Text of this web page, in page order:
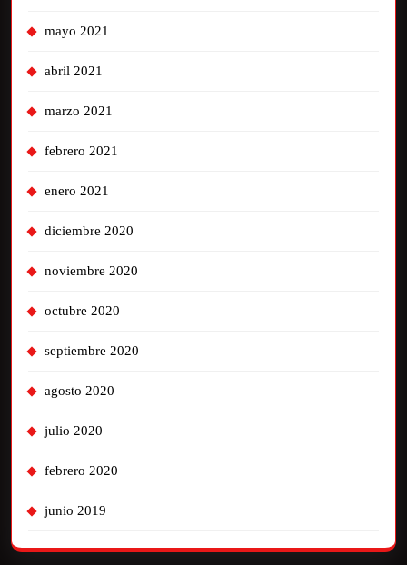
mayo 2021
abril 2021
marzo 2021
febrero 2021
enero 2021
diciembre 2020
noviembre 2020
octubre 2020
septiembre 2020
agosto 2020
julio 2020
febrero 2020
junio 2019